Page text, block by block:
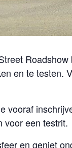
en te testen.
vooraf
voor een testrit.
en geniet